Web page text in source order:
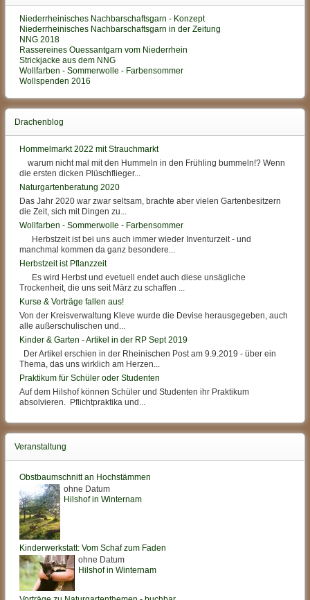
Niederrheinisches Nachbarschaftsgarn - Konzept
Niederrheinisches Nachbarschaftsgarn in der Zeitung
NNG 2018
Rassereines Ouessantgarn vom Niederrhein
Strickjacke aus dem NNG
Wollfarben - Sommerwolle - Farbensommer
Wollspenden 2016
Drachenblog
Hommelmarkt 2022 mit Strauchmarkt
warum nicht mal mit den Hummeln in den Frühling bummeln!? Wenn
die ersten dicken Plüschflieger...
Naturgartenberatung 2020
Das Jahr 2020 war zwar seltsam, brachte aber vielen Gartenbesitzern
die Zeit, sich mit Dingen zu...
Wollfarben - Sommerwolle - Farbensommer
Herbstzeit ist bei uns auch immer wieder Inventurzeit - und
manchmal kommen da ganz besondere...
Herbstzeit ist Pflanzzeit
Es wird Herbst und evetuell endet auch diese unsägliche
Trockenheit, die uns seit März zu schaffen ...
Kurse & Vorträge fallen aus!
Von der Kreisverwaltung Kleve wurde die Devise herausgegeben, auch
alle außerschulischen und...
Kinder & Garten - Artikel in der RP Sept 2019
Der Artikel erschien in der Rheinischen Post am 9.9.2019 - über ein
Thema, das uns wirklich am Herzen...
Praktikum für Schüler oder Studenten
Auf dem Hilshof können Schüler und Studenten ihr Praktikum
absolvieren. Pflichtpraktika und...
Veranstaltung
Obstbaumschnitt an Hochstämmen
ohne Datum
Hilshof in Winternam
Kinderwerkstatt: Vom Schaf zum Faden
ohne Datum
Hilshof in Winternam